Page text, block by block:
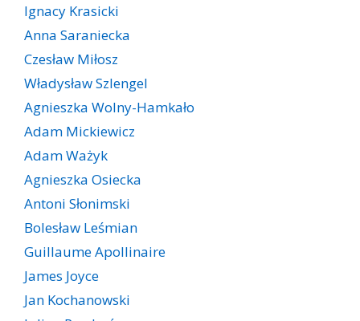
Ignacy Krasicki
Anna Saraniecka
Czesław Miłosz
Władysław Szlengel
Agnieszka Wolny-Hamkało
Adam Mickiewicz
Adam Ważyk
Agnieszka Osiecka
Antoni Słonimski
Bolesław Leśmian
Guillaume Apollinaire
James Joyce
Jan Kochanowski